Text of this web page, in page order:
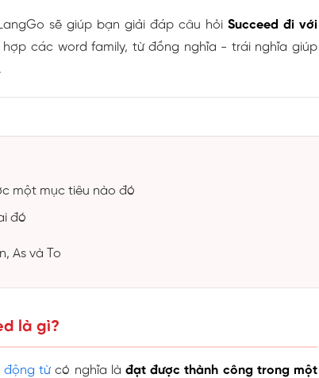
LangGo sẽ giúp bạn giải đáp câu hỏi Succeed đi với
các word family, từ đồng nghĩa - trái nghĩa giúp
một mục tiêu nào đó
đó
As và To
là gì?
động từ có nghĩa là đạt được thành công trong một